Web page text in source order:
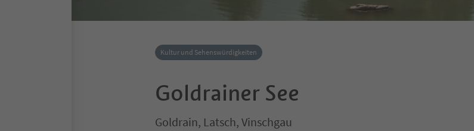
Kultur und Sehenswürdigkeiten
Goldrainer See
Goldrain, Latsch, Vinschgau